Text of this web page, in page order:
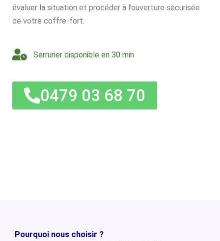
évaluer la situation et procéder à l’ouverture sécurisée
de votre coffre-fort.
Serrurier disponible en 30 min
0479 03 68 70
Pourquoi nous choisir ?